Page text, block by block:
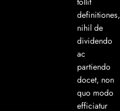
definitiones,
nihil de
dividendo
ac
partiendo
docet, non
quo modo
efficiatur